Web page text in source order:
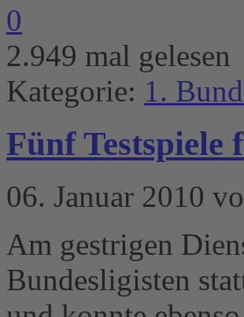
0
2.949 mal gelesen
Kategorie: 1.
Fünf Testspiele
06. Januar 2010
Am gestrigen
Bundesligisten